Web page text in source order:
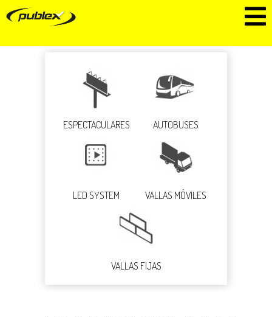
ESPECTACULARES AUTOBUSES
LED SYSTEM VALLAS MÓVILES
VALLAS FIJAS